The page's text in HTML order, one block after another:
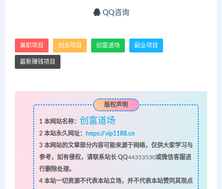
QQ咨询
兼职项目 创业项目 创富道场 副业项目
最新赚钱项目
版权声明
1 本网站名称： 创富道场
2本站永久网址：
https://vip1188.cn
3本网站的文章部分内容可能来源于网络，仅供大家学习与
参考，如有侵权，请联系站长 QQ44353530或微信客服进
行删除处理。
4本站一切资源不代表本站立场，并不代表本站赞同其观点